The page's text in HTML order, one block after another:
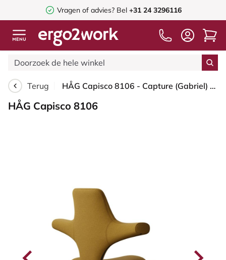
Vragen of advies? Bel +31 24 3296116
Terug HÅG Capisco 8106 - Capture (Gabriel) - Wol / Polyamide - CPT6401 - Ochre - Framekleur - Zilver - Gasveer - 200 mm (Zithoogte 46-64cm) - Vloercontact - Harde wielen t.b.v. zachte vloeren - Voetenring - Nee, geen voetenring - Voetster - Nee, voetster in ...
HÅG Capisco 8106